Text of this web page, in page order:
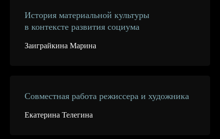
История материальной культуры
в контексте развития социума
Заиграйкина Марина
Совместная работа режиссера и художника
Екатерина Телегина